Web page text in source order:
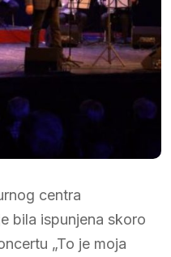
centra
bila ispunjena skoro
„To je moja